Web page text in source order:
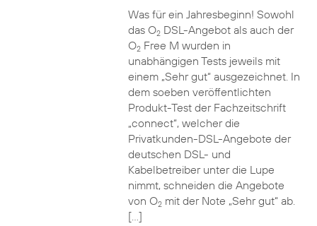
Was für ein Jahresbeginn! Sowohl
das O2DSL-Angebot als auch der
O2Free M wurden in
unabhängigen Tests jeweils mit
einem „Sehr gut“ ausgezeichnet. In
dem soeben veröffentlichten
Produkt-Test der Fachzeitschrift
„connect“, welcher die
Privatkunden-DSL-Angebote der
deutschen DSL- und
Kabelbetreiber unter die Lupe
nimmt, schneiden die Angebote
von O2mit der Note „Sehr gut“ ab.
[…]